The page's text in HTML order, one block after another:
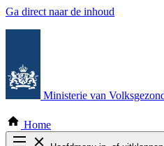
Ga direct naar de inhoud
Ministerie van
Home